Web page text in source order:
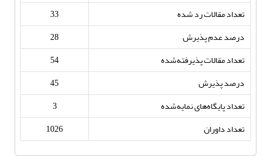
تعداد مقالات رد شده
33
درصد عدم پذیرش
28
تعداد مقالات پذیرفته‌شده
54
درصد پذیرش
45
تعداد پایگاه‌های نمایه‌شده
3
تعداد داوران
1026